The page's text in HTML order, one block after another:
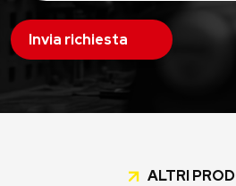
Invia richiesta
ALTRI